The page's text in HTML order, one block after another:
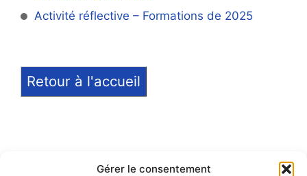
Gérer le consentement
Activité réflective – Formations de 2025
Retour à l'accueil